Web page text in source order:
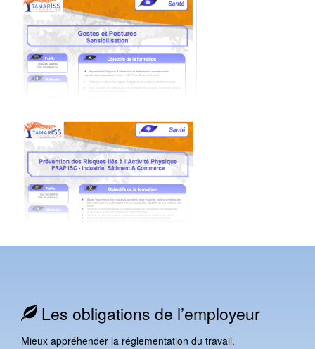
Les obligations de l’employeur
Mieux appréhender la réglementation du travail.